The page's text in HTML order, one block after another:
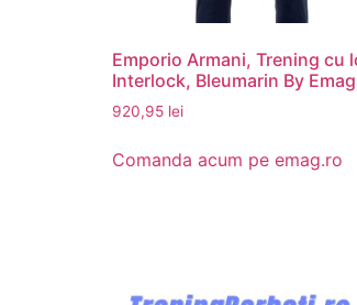
Emporio Armani, Trening cu
Interlock, Bleumarin By
920,95 lei
Comanda acum pe emag.ro